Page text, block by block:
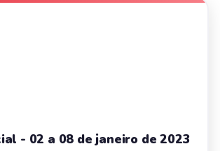
- 02 a 08 de janeiro de 2023